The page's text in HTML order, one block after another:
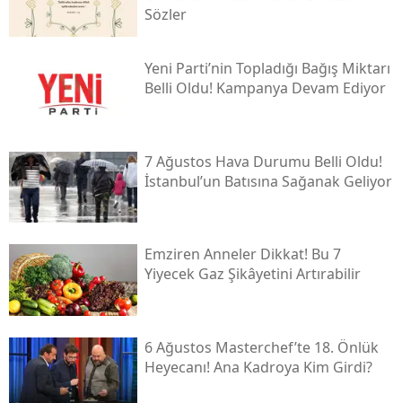
Sözler
Yeni̇ Parti’nin Topladığı Bağış Miktarı
Belli Oldu! Kampanya Devam Ediyor
7 Ağustos Hava Durumu Belli Oldu!
İstanbul’un Batısına Sağanak Geliyor
Emziren Anneler Dikkat! Bu 7
Yiyecek Gaz Şikâyetini Artırabilir
6 Ağustos Masterchef’te 18. Önlük
Heyecanı! Ana Kadroya Kim Girdi?